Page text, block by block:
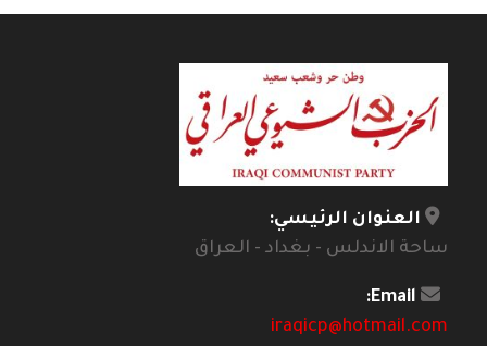
العنوان الرئيسي:
ساحة الاندلس - بغداد - العراق
Email:
iraqicp@hotmail.com